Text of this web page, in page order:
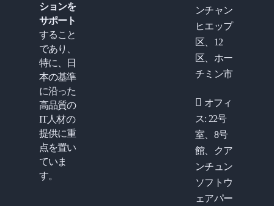
ションを
サポート
すること
であり、
特に、日
本の基準
に沿った
高品質の
IT人材の
提供に重
点を置い
ていま
す。
ンチャン
ヒエップ
区、12
区、ホー
チミン市
オフィ
ス: 22号
室、8号
館、クア
ンチュン
ソフトウ
ェアパー